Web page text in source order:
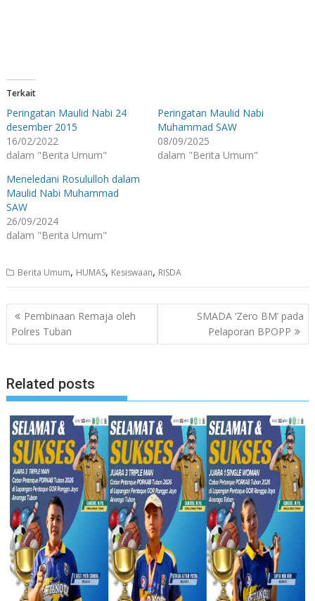
Terkait
Peringatan Maulid Nabi 24
desember 2015
16/02/2022
dalam "Berita Umum"
Peringatan Maulid Nabi
Muhammad SAW
08/09/2025
dalam "Berita Umum"
Meneledani Rosululloh dalam
Maulid Nabi Muhammad
SAW
26/09/2024
dalam "Berita Umum"
Berita Umum, HUMAS, Kesiswaan, RISDA
Navigasi
pos
Pembinaan Remaja oleh
Polres Tuban
SMADA ‘Zero BM’ pada
Pelaporan BPOPP
Related posts